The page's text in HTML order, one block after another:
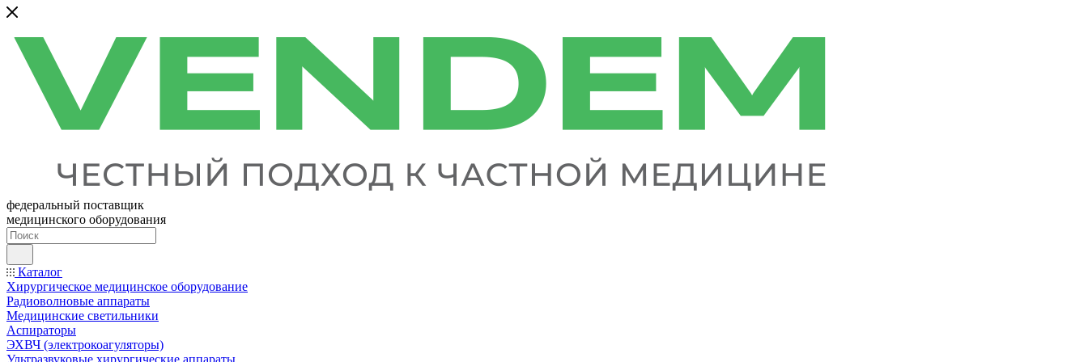
федеральный поставщик
медицинского оборудования
Каталог
Хирургическое медицинское оборудование
Радиоволновые аппараты
Медицинские светильники
Аспираторы
ЭХВЧ (электрокоагуляторы)
Ультразвуковые хирургические аппараты